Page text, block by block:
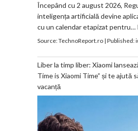
Începând cu 2 august 2026,
inteligența artificială devine
cu un calendar etapizat pentru…
Source:TechnoReport.ro| Published:
Liber la timp liber: Xiaomi
Time is Xiaomi Time” și te ajută
vacanță